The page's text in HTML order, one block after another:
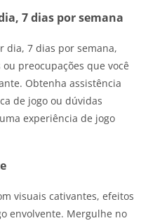
7 dias por semana
dia, 7 dias por semana,
preocupações que você
Obtenha assistência
de jogo ou dúvidas
experiência de jogo
visuais cativantes, efeitos
envolvente. Mergulhe no